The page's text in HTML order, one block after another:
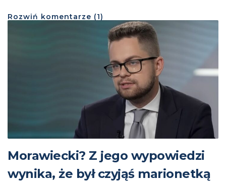
Rozwiń komentarze (1)
Morawiecki? Z jego wypowiedzi
wynika, że był czyjąś marionetką